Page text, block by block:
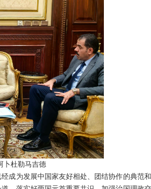
卜杜勒马吉德
成为发展中国家友好相处、团结协作的典范